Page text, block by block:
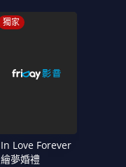
獨家
In Love Forever
繪夢婚禮